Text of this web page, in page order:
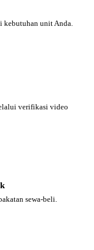
unit Anda.
verifikasi video
sewa-beli.